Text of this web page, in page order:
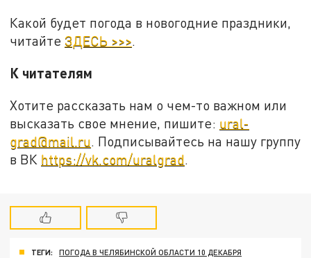
Какой будет погода в новогодние праздники,
читайте ЗДЕСЬ >>>.
К читателям
Хотите рассказать нам о чем-то важном или
высказать свое мнение, пишите: ural-
grad@mail.ru . Подписывайтесь на нашу группу
в ВК https://vk.com/uralgrad
ТЕГИ: ПОГОДА В ЧЕЛЯБИНСКОЙ ОБЛАСТИ 10 ДЕКАБРЯ